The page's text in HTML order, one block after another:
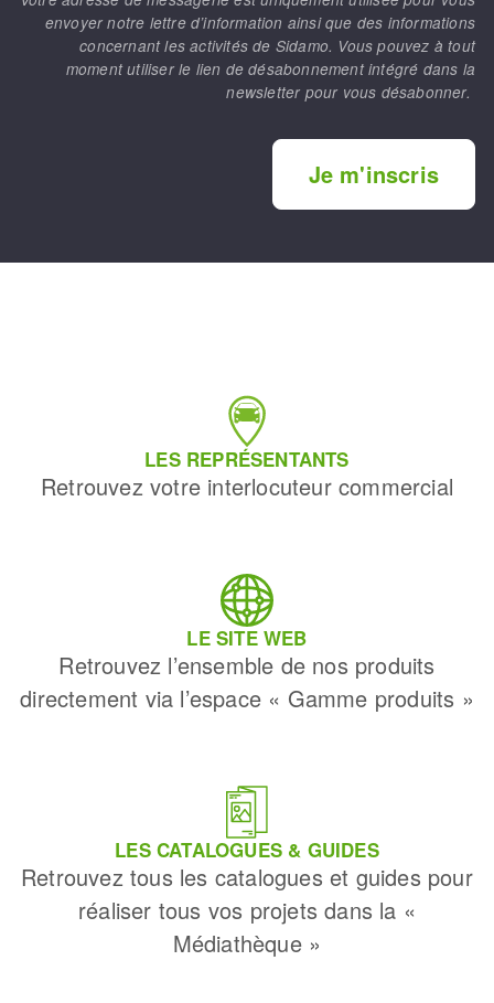
envoyer notre lettre d’information ainsi que des informations
concernant les activités de Sidamo. Vous pouvez à tout
moment utiliser le lien de désabonnement intégré dans la
newsletter pour vous désabonner.
Je m'inscris
LES REPRÉSENTANTS
Retrouvez votre interlocuteur commercial
LE SITE WEB
Retrouvez l’ensemble de nos produits
directement via l’espace « Gamme produits »
LES CATALOGUES & GUIDES
Retrouvez tous les catalogues et guides pour
réaliser tous vos projets dans la «
Médiathèque »